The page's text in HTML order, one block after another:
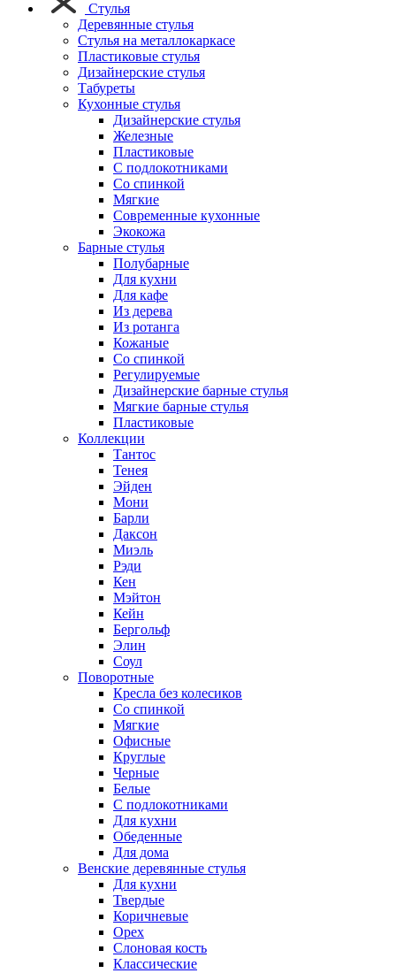
Стулья
Деревянные стулья
Стулья на металлокаркасе
Пластиковые стулья
Дизайнерские стулья
Табуреты
Кухонные стулья
Дизайнерские стулья
Железные
Пластиковые
С подлокотниками
Со спинкой
Мягкие
Современные кухонные
Экокожа
Барные стулья
Полубарные
Для кухни
Для кафе
Из дерева
Из ротанга
Кожаные
Со спинкой
Регулируемые
Дизайнерские барные стулья
Мягкие барные стулья
Пластиковые
Коллекции
Тантос
Тенея
Эйден
Мони
Барли
Даксон
Миэль
Рэди
Кен
Мэйтон
Кейн
Бергольф
Элин
Соул
Поворотные
Кресла без колесиков
Со спинкой
Мягкие
Офисные
Круглые
Черные
Белые
С подлокотниками
Для кухни
Обеденные
Для дома
Венские деревянные стулья
Для кухни
Твердые
Коричневые
Орех
Слоновая кость
Классические